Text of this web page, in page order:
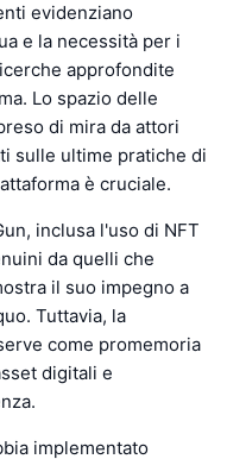
evidenziano
e la necessità per i
approfondite
Lo spazio delle
di mira da attori
sulle ultime pratiche di
è cruciale.
inclusa l'uso di NFT
da quelli che
il suo impegno a
Tuttavia, la
come promemoria
digitali e
implementato